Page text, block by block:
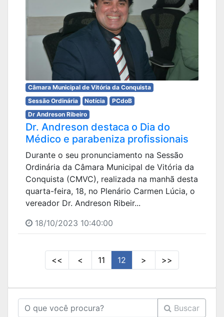
Câmara Municipal de Vitória da Conquista
Sessão Ordinária
Notícia
PCdoB
Dr Andreson Ribeiro
Dr. Andreson destaca o Dia do
Médico e parabeniza profissionais
Durante o seu pronunciamento na Sessão
Ordinária da Câmara Municipal de Vitória da
Conquista (CMVC), realizada na manhã desta
quarta-feira, 18, no Plenário Carmen Lúcia, o
vereador Dr. Andreson Ribeir...
18/10/2023 10:40:00
<< < 11 12 > >>
Buscar